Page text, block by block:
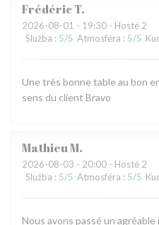
Frédéric T
2026-08-01 - 19:30 - Hosté 2
Služba : 5/5 Atmosféra : 5/5
Une très bonne table au bon
sens du client Bravo
MathieuM
2026-08-03 - 20:00 - Hosté 2
Služba : 5/5 Atmosféra : 5/5
Nous avons passé un